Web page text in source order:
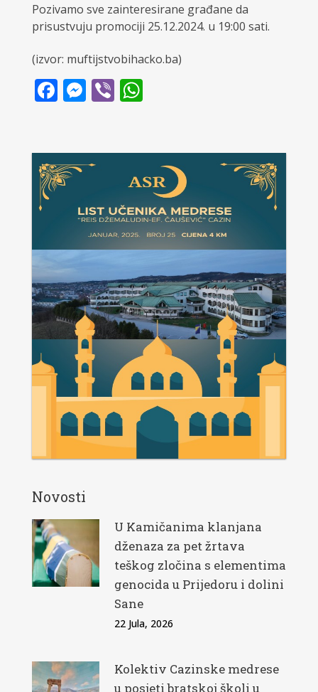
Pozivamo sve zainteresirane građane da
prisustvuju promociji 25.12.2024. u 19:00 sati.
(izvor: muftijstvobihacko.ba)
Facebook
Messenger
ViberWhatsApp
Novosti
U Kamičanima klanjana
dženaza za pet žrtava
teškog zločina s elementima
genocida u Prijedoru i dolini
Sane
22 Jula, 2026
Kolektiv Cazinske medrese
u posjeti bratskoj školi u